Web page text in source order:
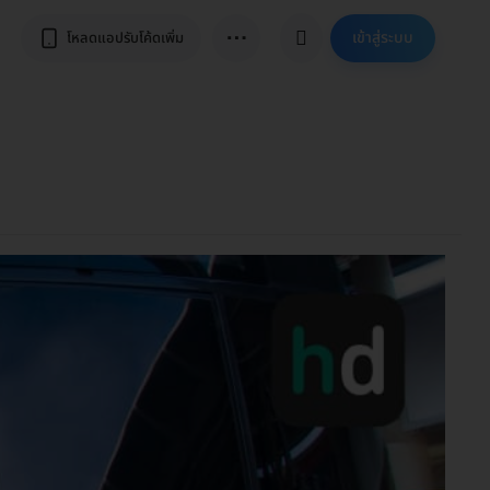
โหลดแอปรับโค้ดเพิ่ม ⋯ เข้าสู่ระบบ